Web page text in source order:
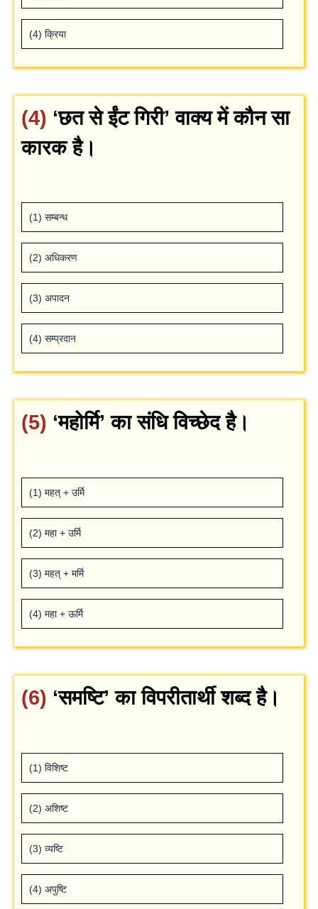
(4) क्रिया
(4) ‘छत से ईंट गिरी’ वाक्‍य में कौन सा
कारक है।
(1) सम्‍बन्‍ध
(2) अधिकरण
(3) अपादन
(4) सम्‍प्रदान
(5) ‘महोर्मि’ का संधि विच्‍छेद है।
(1) महत् + उर्मि
(2) महा + उर्मि
(3) महत् + मर्मि
(4) महा + ऊर्मि
(6) ‘समष्टि’ का विपरीतार्थी शब्‍द है।
(1) विशिष्‍ट
(2) अशिष्‍ट
(3) व्‍यष्टि
(4) अपुष्टि